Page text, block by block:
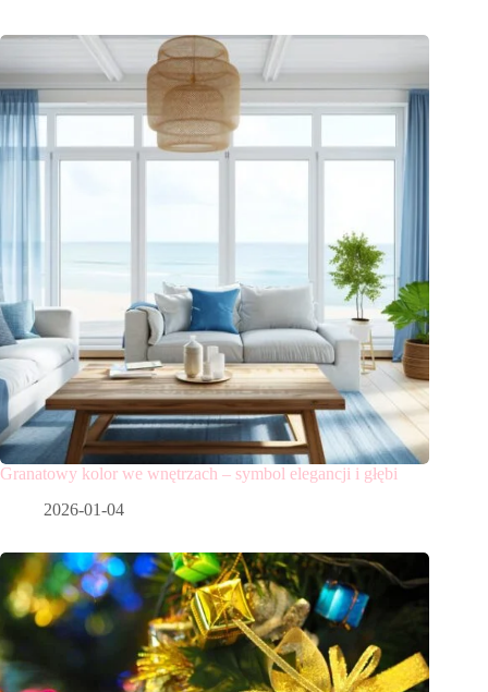
Granatowy kolor we wnętrzach – symbol elegancji i głębi
2026-01-04